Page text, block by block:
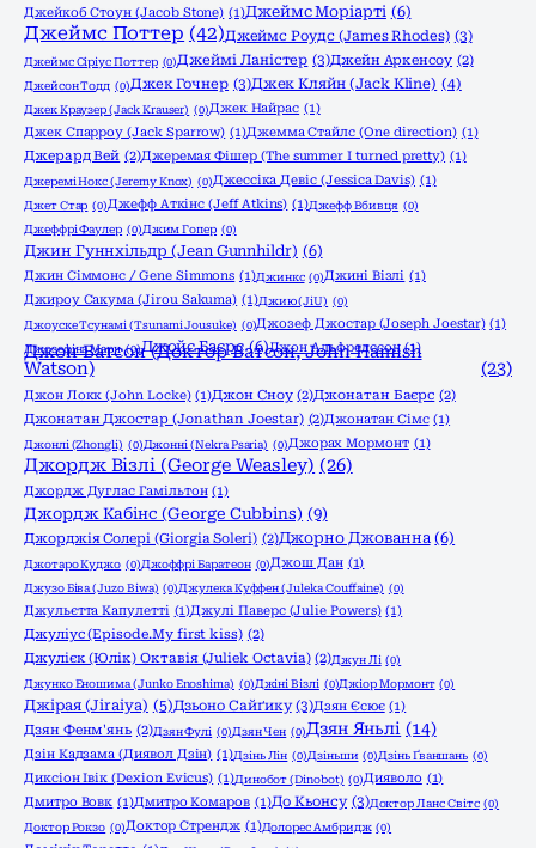
Джейкоб Стоун (Jacob Stone) (1)Джеймс Моріарті (6)
Джеймс Поттер (42)Джеймс Роудс (James Rhodes) (3)
Джеймс Сіріус Поттер (0)Джеймі Ланістер (3)Джейн Аркенсоу (2)
Джейсон Тодд (0)Джек Гочнер (3)Джек Кляйн (Jack Kline) (4)
Джек Краузер (Jack Krauser) (0)Джек Найрас (1)
Джек Спарроу (Jack Sparrow) (1)Джемма Стайлс (One direction) (1)
Джерард Вей (2)Джеремая Фішер (The summer I turned pretty) (1)
Джеремі Нокс (Jeremy Knox) (0)Джессіка Девіс (Jessica Davis) (1)
Джет Стар (0)Джефф Аткінс (Jeff Atkins) (1)Джефф Вбивця (0)
Джеффрі Фаулер (0)Джим Гопер (0)
Джин Гуннхільдр (Jean Gunnhildr) (6)
Джин Сіммонс / Gene Simmons (1)Джинкс (0)Джині Візлі (1)
Джироу Сакума (Jirou Sakuma) (1)Джию (JiU) (0)
Джоyске Тсунамі (Tsunami Jousuke) (0)Джозеф Джостар (Joseph Joestar) (1)
Джозефіна Марч (0)Джойс Баєрс (6)Джон Альфредссон (1)
Джон Ватсон (Доктор Ватсон, John Hamish
Watson)
(23)
Джон Локк (John Locke) (1)Джон Сноу (2)Джонатан Баєрс (2)
Джонатан Джостар (Jonathan Joestar) (2)Джонатан Сімс (1)
Джонлі (Zhongli) (0)Джонні (Nekra Psaria) (0)Джорах Мормонт (1)
Джордж Візлі (George Weasley) (26)
Джордж Дуглас Гамільтон (1)
Джордж Кабінс (George Cubbins) (9)
Джорджія Солері (Giorgia Soleri) (2)Джорно Джованна (6)
Джотаро Куджо (0)Джоффрі Баратеон (0)Джош Дан (1)
Джузо Біва (Juzo Biwa) (0)Джулека Куффен (Juleka Couffaine) (0)
Джульєтта Капулетті (1)Джулі Паверс (Julie Powers) (1)
Джуліус (Episode.My first kiss) (2)
Джулієк (Юлік) Октавія (Juliek Octavia) (2)Джун Лі (0)
Джунко Еношима (Junko Enoshima) (0)Джіні Візлі (0)Джіор Мормонт (0)
Джірая (Jiraiya) (5)Дзьоно Сайґику (3)Дзян Єсює (1)
Дзян Фенм'янь (2)Дзян Фулі (0)Дзян Чен (0)Дзян Яньлі (14)
Дзін Кадзама (Диявол Дзін) (1)Дзінь Лін (0)Дзіньши (0)Дзінь Ґваншань (0)
Диксіон Івік (Dexion Evicus) (1)Динобот (Dinobot) (0)Дияволо (1)
Дмитро Вовк (1)Дмитро Комаров (1)До Кьонсу (3)Доктор Ланс Світс (0)
Доктор Рокзо (0)Доктор Стрендж (1)Долорес Амбридж (0)